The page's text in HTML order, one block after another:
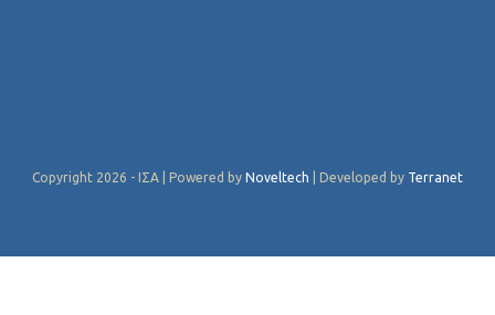
Copyright 2026 - ΙΣΑ | Powered by Noveltech | Developed by Terranet